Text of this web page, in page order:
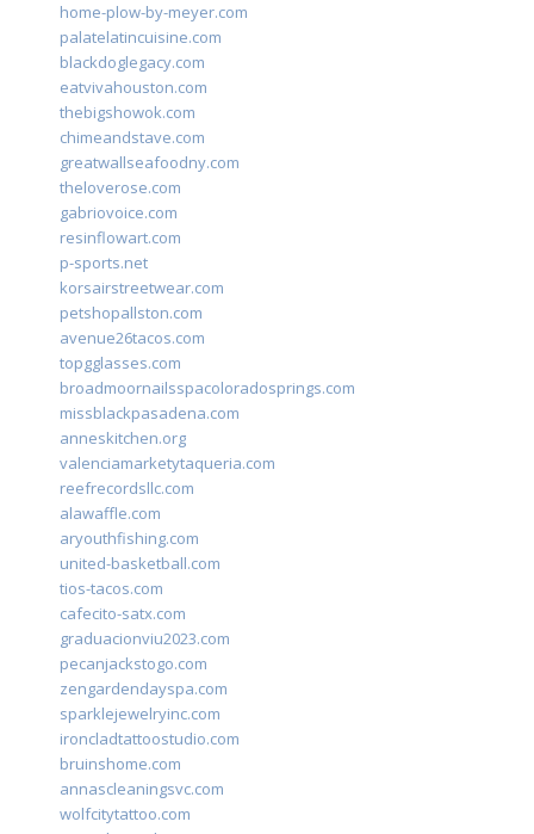
home-plow-by-meyer.com
palatelatincuisine.com
blackdoglegacy.com
eatvivahouston.com
thebigshowok.com
chimeandstave.com
greatwallseafoodny.com
theloverose.com
gabriovoice.com
resinflowart.com
p-sports.net
korsairstreetwear.com
petshopallston.com
avenue26tacos.com
topgglasses.com
broadmoornailsspacoloradosprings.com
missblackpasadena.com
anneskitchen.org
valenciamarketytaqueria.com
reefrecordsllc.com
alawaffle.com
aryouthfishing.com
united-basketball.com
tios-tacos.com
cafecito-satx.com
graduacionviu2023.com
pecanjackstogo.com
zengardendayspa.com
sparklejewelryinc.com
ironcladtattoostudio.com
bruinshome.com
annascleaningsvc.com
wolfcitytattoo.com